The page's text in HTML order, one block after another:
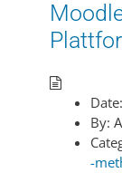
Date:
By:
-